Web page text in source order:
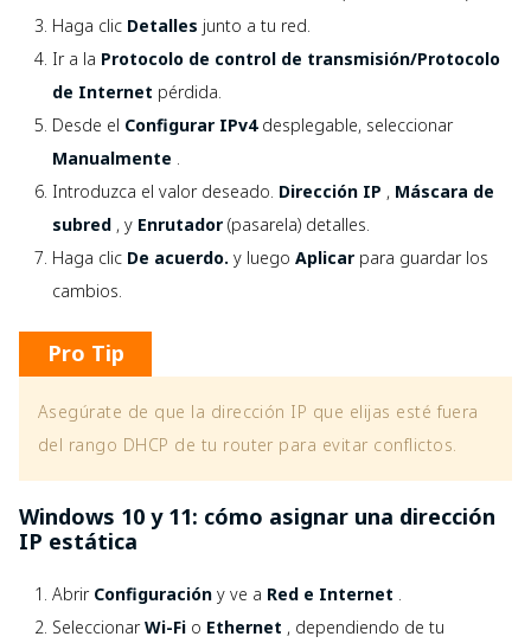
Haga clic Detalles junto a tu red.
Ir a la Protocolo de control de transmisión/Protocolo
de Internet pérdida.
Desde el Configurar IPv4 desplegable, seleccionar
Manualmente
Introduzca el valor deseado. Dirección IP , Máscara de
subred , y Enrutador (pasarela) detalles.
Haga clic De acuerdo. y luego Aplicar para guardar los
cambios.
Pro Tip
Asegúrate de que la dirección IP que elijas esté fuera
del rango DHCP de tu router para evitar conflictos.
Windows 10 y 11: cómo asignar una dirección
IP estática
Abrir Configuración y ve a Red e Internet
SeleccionarWi-Fi o Ethernet , dependiendo de tu